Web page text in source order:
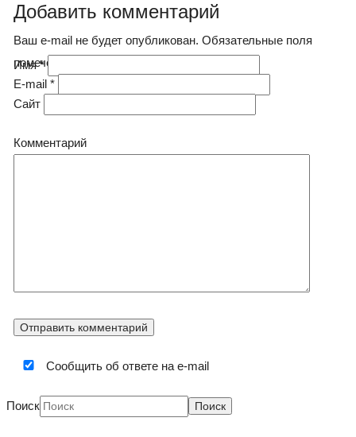
Добавить комментарий
Ваш e-mail не будет опубликован. Обязательные поля
помечены
Имя*
E-mail*
Сайт
Комментарий
Сообщить об ответе на e-mail
Поиск